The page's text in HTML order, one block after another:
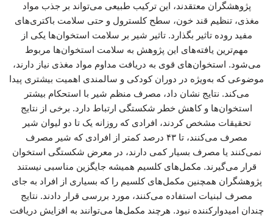
پژوهشگران معتقدند، این ترکیب طبیعی می‌تواند بر جذب مواد
مغذی، تنظیم قند خون، سطح کلسترول و حتی سلامت باکتری‌های
مفید روده تاثیر بگذارد. تاثیر شیر بر سلامت استخوان‌ها یکی از
مهم‌ترین یافته‌های این پژوهش به سلامت استخوان‌ها مربوط
می‌شود. استخوان‌های قوی به دریافت مداوم مواد مغذی نیاز دارند،
موضوعی که به‌ویژه در دوران کودکی و سالمندی اهمیت بیشتری پیدا
می‌کند. نتایج نشان داد، مصرف منظم شیر با استحکام بیشتر
استخوان‌ها و کاهش خطر شکستگی ارتباط دارد. برخی از نتایج
تحقیقات مشخص کردند، افرادی که روزانه یک تا دو لیوان شیر
مصرف می‌کنند، تا ۴۳ درصد کمتر از افرادی که شیر مصرف
نمی‌کنند یا مصرف بسیار کمی دارند، در معرض شکستگی استخوان
قرار می‌گیرند. مکمل‌های کلسیم همیشه جایگزین مناسبی نیستند
پژوهشگران همچنین مکمل‌های کلسیم را که بسیاری از افراد به جای
مصرف لبنیات استفاده می‌کنند، مورد بررسی قرار دادند. نتایج
چندان امیدوارکننده نبود. هرچند مکمل‌ها می‌توانند به افزایش دریافت